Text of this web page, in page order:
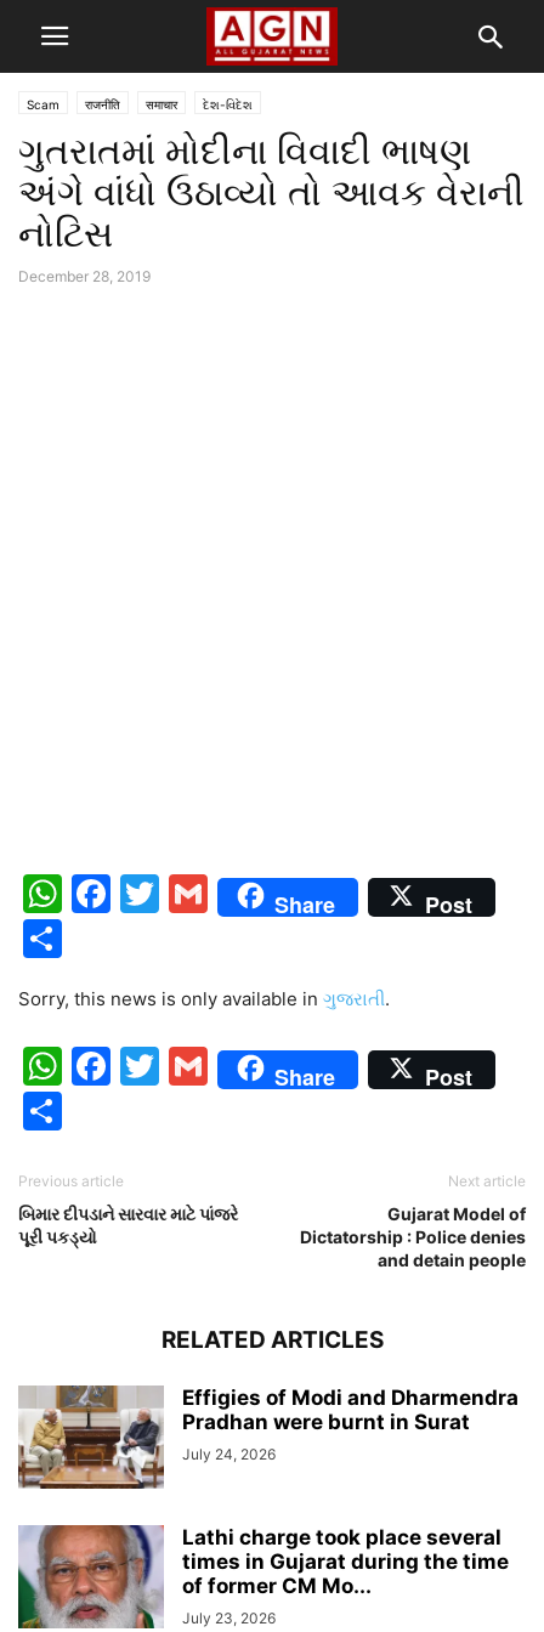
Scam राजनीति समाचार દેશ-વિદેશ
ગુતરાતમાં મોદીના વિવાદી ભાષણ
અંગે વાંધો ઉઠાવ્યો તો આવક વેરાની
નોટિસ
December 28, 2019
WhatsApp
Facebook
Twitter
Gmail
Share Post
Sorry, this news is only available in ગુજરાતી.
WhatsApp
Facebook
Twitter
Gmail
Share Post
Previous article
બિમાર દીપડાને સારવાર માટે પાંજરે
પૂરી પકડ્યો
Next article
Gujarat Model of
Dictatorship : Police denies
and detain people
RELATED ARTICLES
Effigies of Modi and Dharmendra
Pradhan were burnt in Surat
July 24, 2026
Lathi charge took place several
times in Gujarat during the time
of former CM Mo...
July 23, 2026